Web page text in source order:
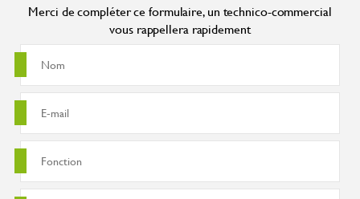
Merci de compléter ce formulaire, un technico-commercial
vous rappellera rapidement